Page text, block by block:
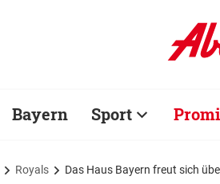
Bayern Sport
Royals Das Haus Bayern freut sich